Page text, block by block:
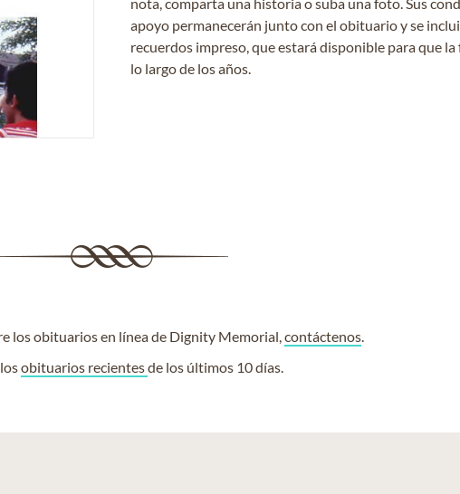
apoyo permanecerán junto con el obituario y se
recuerdos impreso, que estará disponible para que
lo largo de los años.
los obituarios en línea de Dignity Memorial,contáctenos.
obituarios recientesde los últimos 10 días.